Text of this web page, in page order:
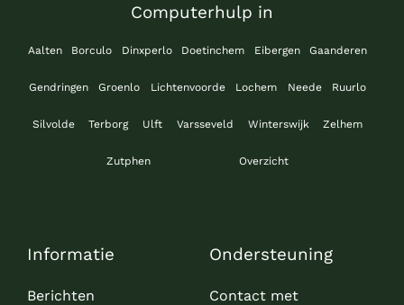
Computerhulp in
Aalten Borculo Dinxperlo Doetinchem Eibergen Gaanderen
Gendringen Groenlo Lichtenvoorde Lochem Neede Ruurlo
Silvolde Terborg Ulft Varsseveld Winterswijk Zelhem
Zutphen Overzicht
Informatie
Berichten
Ondersteuning
Contact met